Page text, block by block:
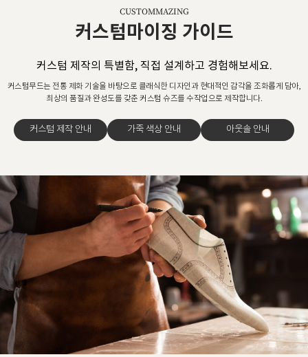
CUSTOMMAZING
커스텀마이징 가이드
커스텀 제작의 특별함, 직접 설계하고 경험해보세요.
커스텀무드는 전통 제화 기술을 바탕으로 클래식한 디자인과 현대적인 감각을 조화롭게 담아,
최상의 품질과 완성도를 갖춘 커스텀 슈즈를 수작업으로 제작합니다.
커스텀 제작 안내 가죽 색상 안내 아웃솔 안내